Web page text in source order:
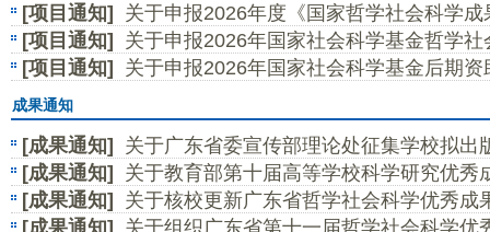
知[项目通知]
关于申报2026年度《国家哲学社会科学
[项目通知]
关于申报2026年国家社会科学基金哲学
项目的通知
[项目通知]
关于申报2026年国家社会科学基金后期
文出版、优秀学术著作再版项目的通知
成果通知
[成果通知]
关于广东省委宣传部理论处征集学校拟出
[成果通知]
关于教育部第十届高等学校科学研究优秀
学）申报工作的通知
[成果通知]
关于核校更新广东省哲学社会科学优秀成
[成果通知]
关于组织广东省第十一届哲学社会科学优